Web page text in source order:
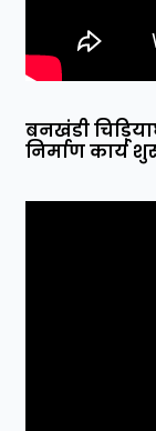
बनखंडी
निर्माण कार्य